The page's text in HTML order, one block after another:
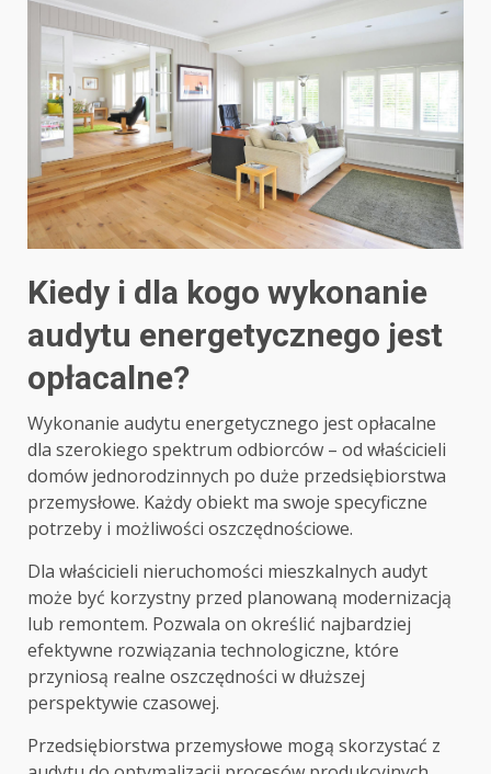
Kiedy i dla kogo wykonanie
audytu energetycznego jest
opłacalne?
Wykonanie audytu energetycznego jest opłacalne
dla szerokiego spektrum odbiorców – od właścicieli
domów jednorodzinnych po duże przedsiębiorstwa
przemysłowe. Każdy obiekt ma swoje specyficzne
potrzeby i możliwości oszczędnościowe.
Dla właścicieli nieruchomości mieszkalnych audyt
może być korzystny przed planowaną modernizacją
lub remontem. Pozwala on określić najbardziej
efektywne rozwiązania technologiczne, które
przyniosą realne oszczędności w dłuższej
perspektywie czasowej.
Przedsiębiorstwa przemysłowe mogą skorzystać z